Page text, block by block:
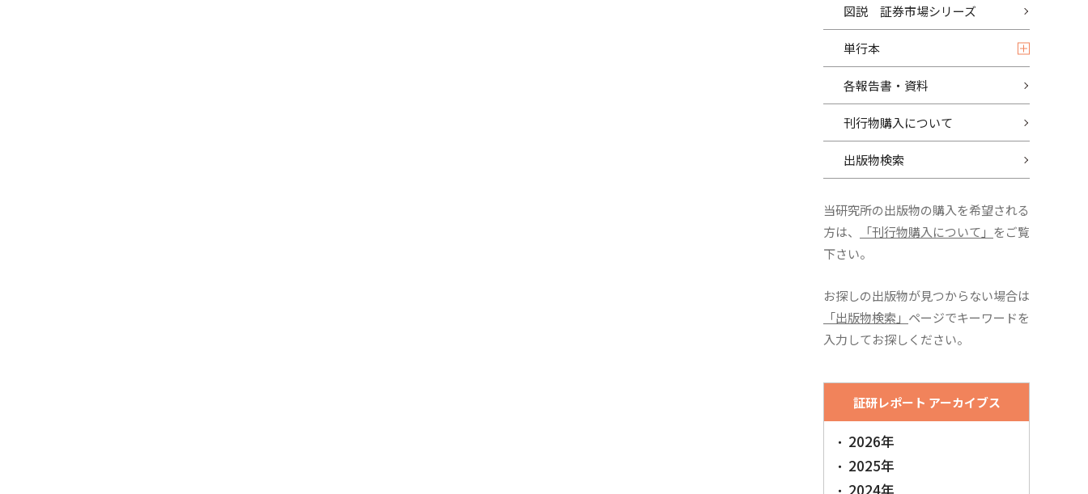
図説 証券市場シリーズ
単行本
各報告書・資料
刊行物購入について
出版物検索
当研究所の出版物の購入を希望される
方は、
「刊行物購入について」 をご覧
下さい。
お探しの出版物が見つからない場合は
「出版物検索」 ページでキーワードを
入力してお探しください。
証研レポート アーカイブス
2026年
2025年
2024年